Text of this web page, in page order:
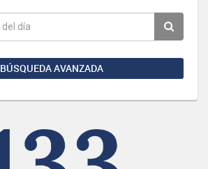
BÚSQUEDA AVANZADA